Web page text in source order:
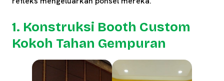
1. Konstruksi Booth Custom
Kokoh Tahan Gempuran